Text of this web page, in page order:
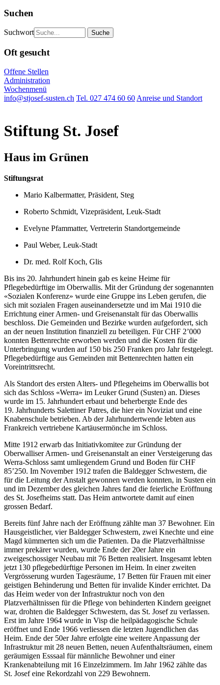
Suchen
Suchwort
Oft gesucht
Offene Stellen
Administration
Wochenmenü
info@stjosef-susten.ch Tel. 027 474 60 60 Anreise und Standort
Stiftung St. Josef
Haus im Grünen
Stiftungsrat
Mario Kalbermatter, Präsident, Steg
Roberto Schmidt, Vizepräsident, Leuk-Stadt
Evelyne Pfammatter, Vertreterin Standortgemeinde
Paul Weber, Leuk-Stadt
Dr. med. Rolf Koch, Glis
Bis ins 20. Jahrhundert hinein gab es keine Heime für
Pflegebedürftige im Oberwallis. Mit der Gründung der sogenannten
«Sozialen Konferenz» wurde eine Gruppe ins Leben gerufen, die
sich mit sozialen Fragen auseinandersetzte und im Mai 1910 die
Errichtung einer Armen- und Greisenanstalt für das Oberwallis
beschloss. Die Gemeinden und Bezirke wurden aufgefordert, sich
an der neuen Institution finanziell zu beteiligen. Für CHF 2’000
konnten Bettenrechte erworben werden und die Kosten für die
Unterbringung wurden auf 150 bis 250 Franken pro Jahr festgelegt.
Pflegebedürftige aus Gemeinden mit Bettenrechten hatten ein
Voreintrittsrecht.
Als Standort des ersten Alters- und Pflegeheims im Oberwallis bot
sich das Schloss «Werra» im Leuker Grund (Susten) an. Dieses
wurde im 15. Jahrhundert erbaut und beherbergte Ende des
19. Jahrhunderts Salettiner Patres, die hier ein Noviziat und eine
Knabenschule betrieben. Ab der Jahrhundertwende lebten aus
Frankreich vertriebene Kartäusermönche im Schloss.
Mitte 1912 erwarb das Initiativkomitee zur Gründung der
Oberwalliser Armen- und Greisenanstalt an einer Versteigerung das
Werra-Schloss samt umliegendem Grund und Boden für CHF
85’250. Im November 1912 trafen die Baldegger Schwestern, die
für die Leitung der Anstalt gewonnen werden konnten, in Susten ein
und im Dezember des gleichen Jahres fand die feierliche Eröffnung
des St. Josefheims statt. Das Heim antwortete damit auf einen
grossen Bedarf.
Bereits fünf Jahre nach der Eröffnung zählte man 37 Bewohner. Ein
Hausgeistlicher, vier Baldegger Schwestern, zwei Knechte und eine
Magd kümmerten sich um die Patienten. Da die Platzverhältnisse
immer prekärer wurden, wurde Ende der 20er Jahre ein
zweigeschossiger Neubau mit 76 Betten realisiert. Insgesamt lebten
jetzt 130 pflegebedürftige Personen im Heim. In einer zweiten
Vergrösserung wurden Tagesräume, 17 Betten für Frauen mit einer
geistigen Behinderung und Betten für invalide Kinder errichtet. Da
das Heim weder von der Infrastruktur noch von den
Platzverhältnissen für die Pflege von behinderten Kindern geeignet
war, drohten die Baldegger Schwestern, das St. Josef zu verlassen.
Erst im Jahre 1964 wurde in Visp die heilpädagogische Schule
eröffnet und Ende 1966 verliessen die letzten Jugendlichen das
Heim. Ende der 50er Jahre erfolgte eine weitere Anpassung der
Infrastruktur mit 28 neuen Betten, neuen Aufenthaltsräumen, einem
geräumigen Esssaal für männliche Bewohner und einer
Krankenabteilung mit 16 Einzelzimmern. Im Jahr 1962 zählte das
St. Josef eine Rekordzahl von 229 Bewohnern.